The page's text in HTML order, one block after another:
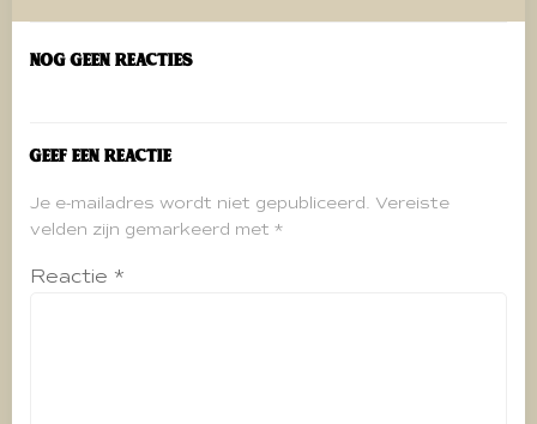
navigatie
Nog geen reacties
Geef een reactie
Je e-mailadres wordt niet gepubliceerd. Vereiste
velden zijn gemarkeerd met *
Reactie *